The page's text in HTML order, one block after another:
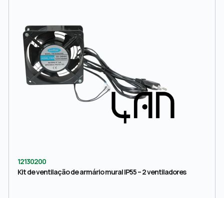
12130200
Kit de ventilação de armário mural IP55 – 2 ventiladores